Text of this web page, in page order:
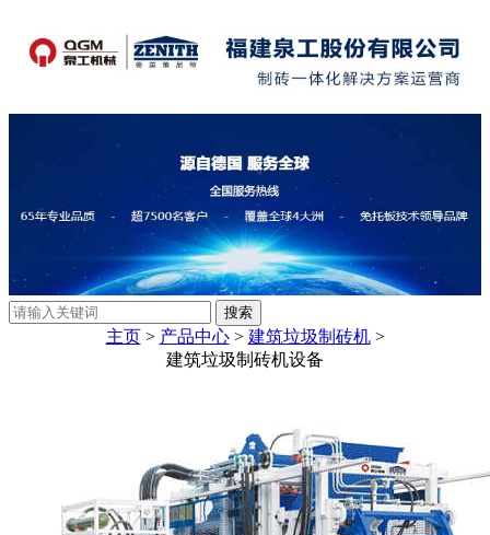
主页> 产品中心> 建筑垃圾制砖机>
建筑垃圾制砖机设备